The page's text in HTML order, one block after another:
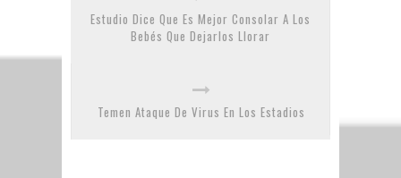
Estudio Dice Que Es Mejor Consolar A Los
Bebés Que Dejarlos Llorar
Temen Ataque De Virus En Los Estadios